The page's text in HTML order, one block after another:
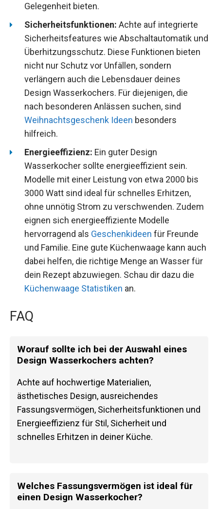
Gelegenheit bieten.
Sicherheitsfunktionen: Achte auf integrierte
Sicherheitsfeatures wie Abschaltautomatik und
Überhitzungsschutz. Diese Funktionen bieten
nicht nur Schutz vor Unfällen, sondern
verlängern auch die Lebensdauer deines
Design Wasserkochers. Für diejenigen, die
nach besonderen Anlässen suchen, sind
Weihnachtsgeschenk Ideen besonders
hilfreich.
Energieeffizienz: Ein guter Design
Wasserkocher sollte energieeffizient sein.
Modelle mit einer Leistung von etwa 2000 bis
3000 Watt sind ideal für schnelles Erhitzen,
ohne unnötig Strom zu verschwenden. Zudem
eignen sich energieeffiziente Modelle
hervorragend als Geschenkideen für Freunde
und Familie. Eine gute Küchenwaage kann auch
dabei helfen, die richtige Menge an Wasser für
dein Rezept abzuwiegen. Schau dir dazu die
Küchenwaage Statistiken an.
FAQ
Worauf sollte ich bei der Auswahl eines
Design Wasserkochers achten?
Achte auf hochwertige Materialien,
ästhetisches Design, ausreichendes
Fassungsvermögen, Sicherheitsfunktionen und
Energieeffizienz für Stil, Sicherheit und
schnelles Erhitzen in deiner Küche.
Welches Fassungsvermögen ist ideal für
einen Design Wasserkocher?